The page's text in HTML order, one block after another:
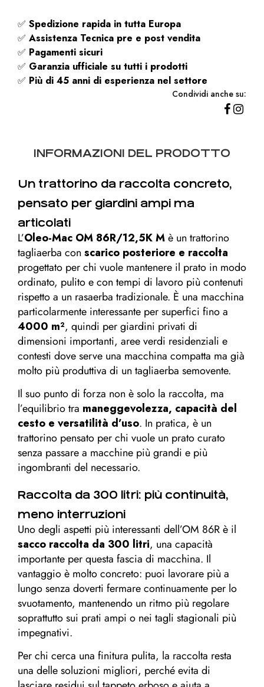
✅ Spedizione rapida in tutta Europa
✅ Assistenza Tecnica pre e post vendita
✅ Pagamenti sicuri
✅ Garanzia ufficiale su tutti i prodotti
✅ Più di 45 anni di esperienza nel settore
Condividi anche su:
INFORMAZIONI DEL PRODOTTO
Un trattorino da raccolta concreto,
pensato per giardini ampi ma
articolati
L’Oleo-Mac OM 86R/12,5K Mè un trattorino
tagliaerba con scarico posteriore e raccolta
progettato per chi vuole mantenere il prato in modo
ordinato, pulito e con tempi di lavoro più contenuti
rispetto a un rasaerba tradizionale. È una macchina
particolarmente interessante per superfici fino a
4000 m², quindi per giardini privati di
dimensioni importanti, aree verdi residenziali e
contesti dove serve una macchina compatta ma già
molto più produttiva di un tagliaerba semovente.
Il suo punto di forza non è solo la raccolta, ma
l’equilibrio tra maneggevolezza, capacità del
cesto e versatilità d’uso. In pratica, è un
trattorino pensato per chi vuole un prato curato
senza passare a macchine più grandi e più
ingombranti del necessario.
Raccolta da 300 litri: più continuità,
meno interruzioni
Uno degli aspetti più interessanti dell’OM 86R è il
sacco raccolta da 300 litri, una capacità
importante per questa fascia di macchina. Il
vantaggio è molto concreto: puoi lavorare più a
lungo senza doverti fermare continuamente per lo
svuotamento, mantenendo un ritmo più regolare
soprattutto sui prati ampi o nei tagli stagionali più
impegnativi.
Per chi cerca una finitura pulita, la raccolta resta
una delle soluzioni migliori, perché evita di